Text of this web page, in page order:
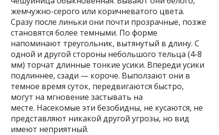
жемчужно-серого или коричневатого цвета.
Сразу после линьки они почти прозрачные, позже
становятся более темными. По форме
напоминают треугольник, вытянутый в длину. С
одной и другой стороны небольшого тельца (4-8
мм) торчат длинные тонкие усики. Впереди усики
подлиннее, сзади — короче. Выползают они в
темное время суток, передвигаются быстро,
могут на мгновение застывать на
месте. Насекомые эти безобидны, не кусаются, не
представляют никакой другой угрозы, но вид
имеют неприятный.